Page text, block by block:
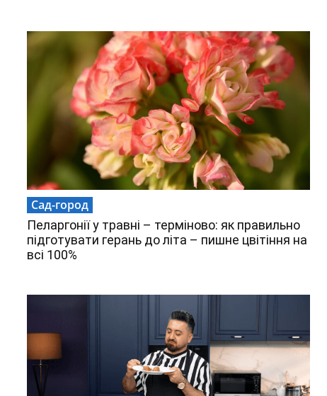
Сад-город
Пеларгонії у травні – терміново: як правильно
підготувати герань до літа – пишне цвітіння на
всі 100%